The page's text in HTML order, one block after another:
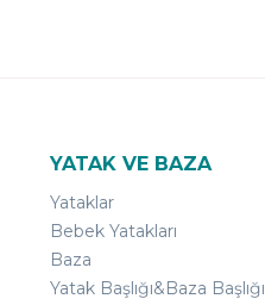
YATAK VE BAZA
Yataklar
Bebek Yatakları
Baza
Yatak Başlığı&Baza Başlığı